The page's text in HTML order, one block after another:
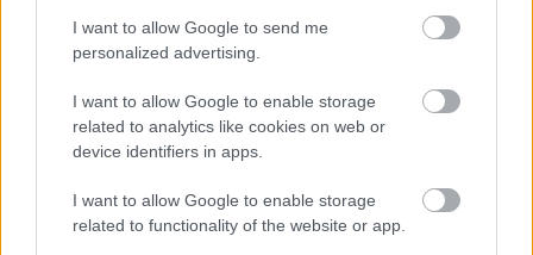
I want to allow Google to send me
personalized advertising.
I want to allow Google to enable storage
related to analytics like cookies on web or
device identifiers in apps.
I want to allow Google to enable storage
related to functionality of the website or app.
Πώς μπορείτε να βγείτε νωρίτερα στη σύνταξη
- Οι 3 κινήσεις που πρέπει να γίνουν εγκαίρως
TAGS: ΑΑΔΕ Τσιγάρα